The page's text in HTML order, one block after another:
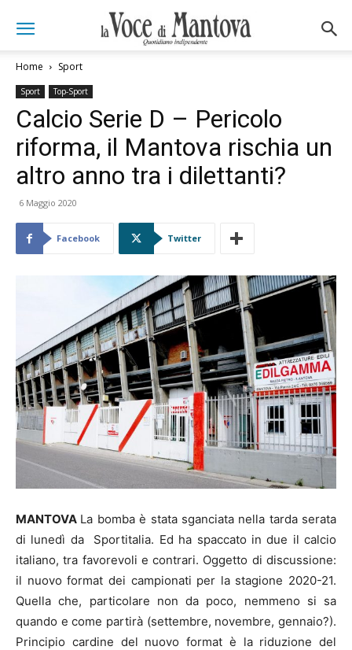
Home Sport
Sport Top-Sport
Calcio Serie D – Pericolo
riforma, il Mantova rischia un
altro anno tra i dilettanti?
6 Maggio 2020
Facebook Twitter
MANTOVA La bomba è stata sganciata nella tarda serata
di lunedì da Sportitalia. Ed ha spaccato in due il calcio
italiano, tra favorevoli e contrari. Oggetto di discussione:
il nuovo format dei campionati per la stagione 2020-21.
Quella che, particolare non da poco, nemmeno si sa
quando e come partirà (settembre, novembre, gennaio?).
Principio cardine del nuovo format è la riduzione del